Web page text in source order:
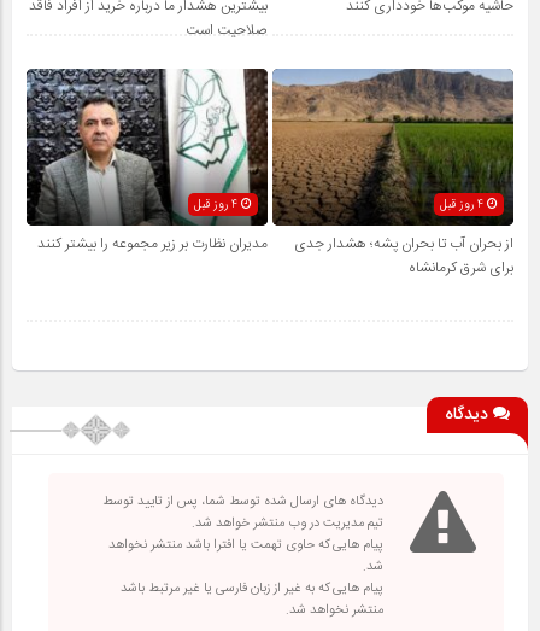
حاشیه موکب‌ها خودداری کنند
بیشترین هشدار ما درباره خرید از افراد فاقد
صلاحیت است
4 روز قبل
از بحران آب تا بحران پشه؛ هشدار جدی
برای شرق کرمانشاه
مدیران نظارت بر زیر مجموعه را بیشتر کنند
دیدگاه
دیدگاه های ارسال شده توسط شما، پس از تایید توسط
تیم مدیریت در وب منتشر خواهد شد.
پیام هایی که حاوی تهمت یا افترا باشد منتشر نخواهد
شد.
پیام هایی که به غیر از زبان فارسی یا غیر مرتبط باشد
منتشر نخواهد شد.